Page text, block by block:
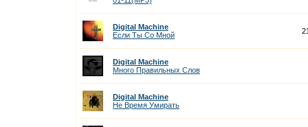
Digital Machine
Если Ты Со Мной
Digital Machine
Много Правильных Слов
Digital Machine
Не Время Умирать